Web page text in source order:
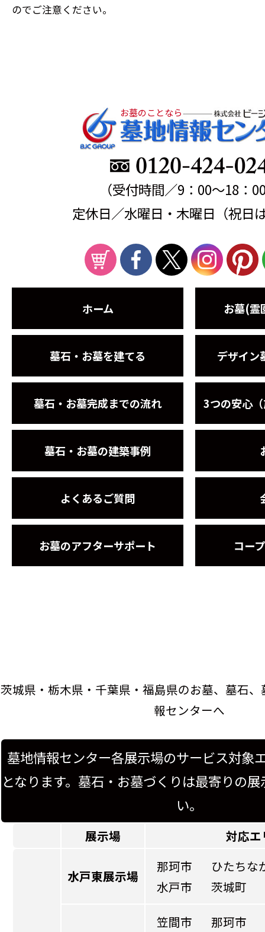
のでご注意ください。
お墓のことなら
（受付時間／9：00～18：
定休日／水曜日・木曜日（祝日
ホーム
墓石・お墓を建てる
墓石・お墓完成までの流れ
墓石・お墓の建築事例
よくあるご質問
お墓のアフターサポート
お墓(霊
デザイン
3つの安心
コー
茨城県・栃木県・千葉県・福島県のお墓、墓石
報センターへ
墓地情報センター各展示場のサービス対象
となります。墓石・お墓づくりは最寄りの
い。
展示場 対応エ
水戸東展示場
那珂市
ひたちな
水戸市
茨城町
笠間市 那珂市